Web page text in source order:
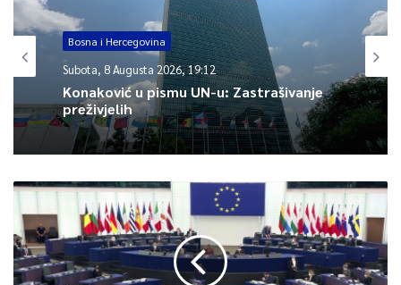
derbi je poseban, bez obzira što se mi pokušavamo pripremiti
za njega kao da je običan meč. Na igračima je veća
odgovornost, to se osjeti u svlačionici i nosi veću dozu
opterećenja u odnosu na druge utakmice – objasnio je Cocalić.
Vječiti derbi između Sarajeva i Željezničara će biti odigran sutra
na stadionu “Grbavica” s početkom u 17 sati.
0
Article Rating
Bosna i Hercegovina
Subota, 8 Augusta 2026, 19:12
Konaković u pismu UN-u: Zastrašivanje
preživjelih